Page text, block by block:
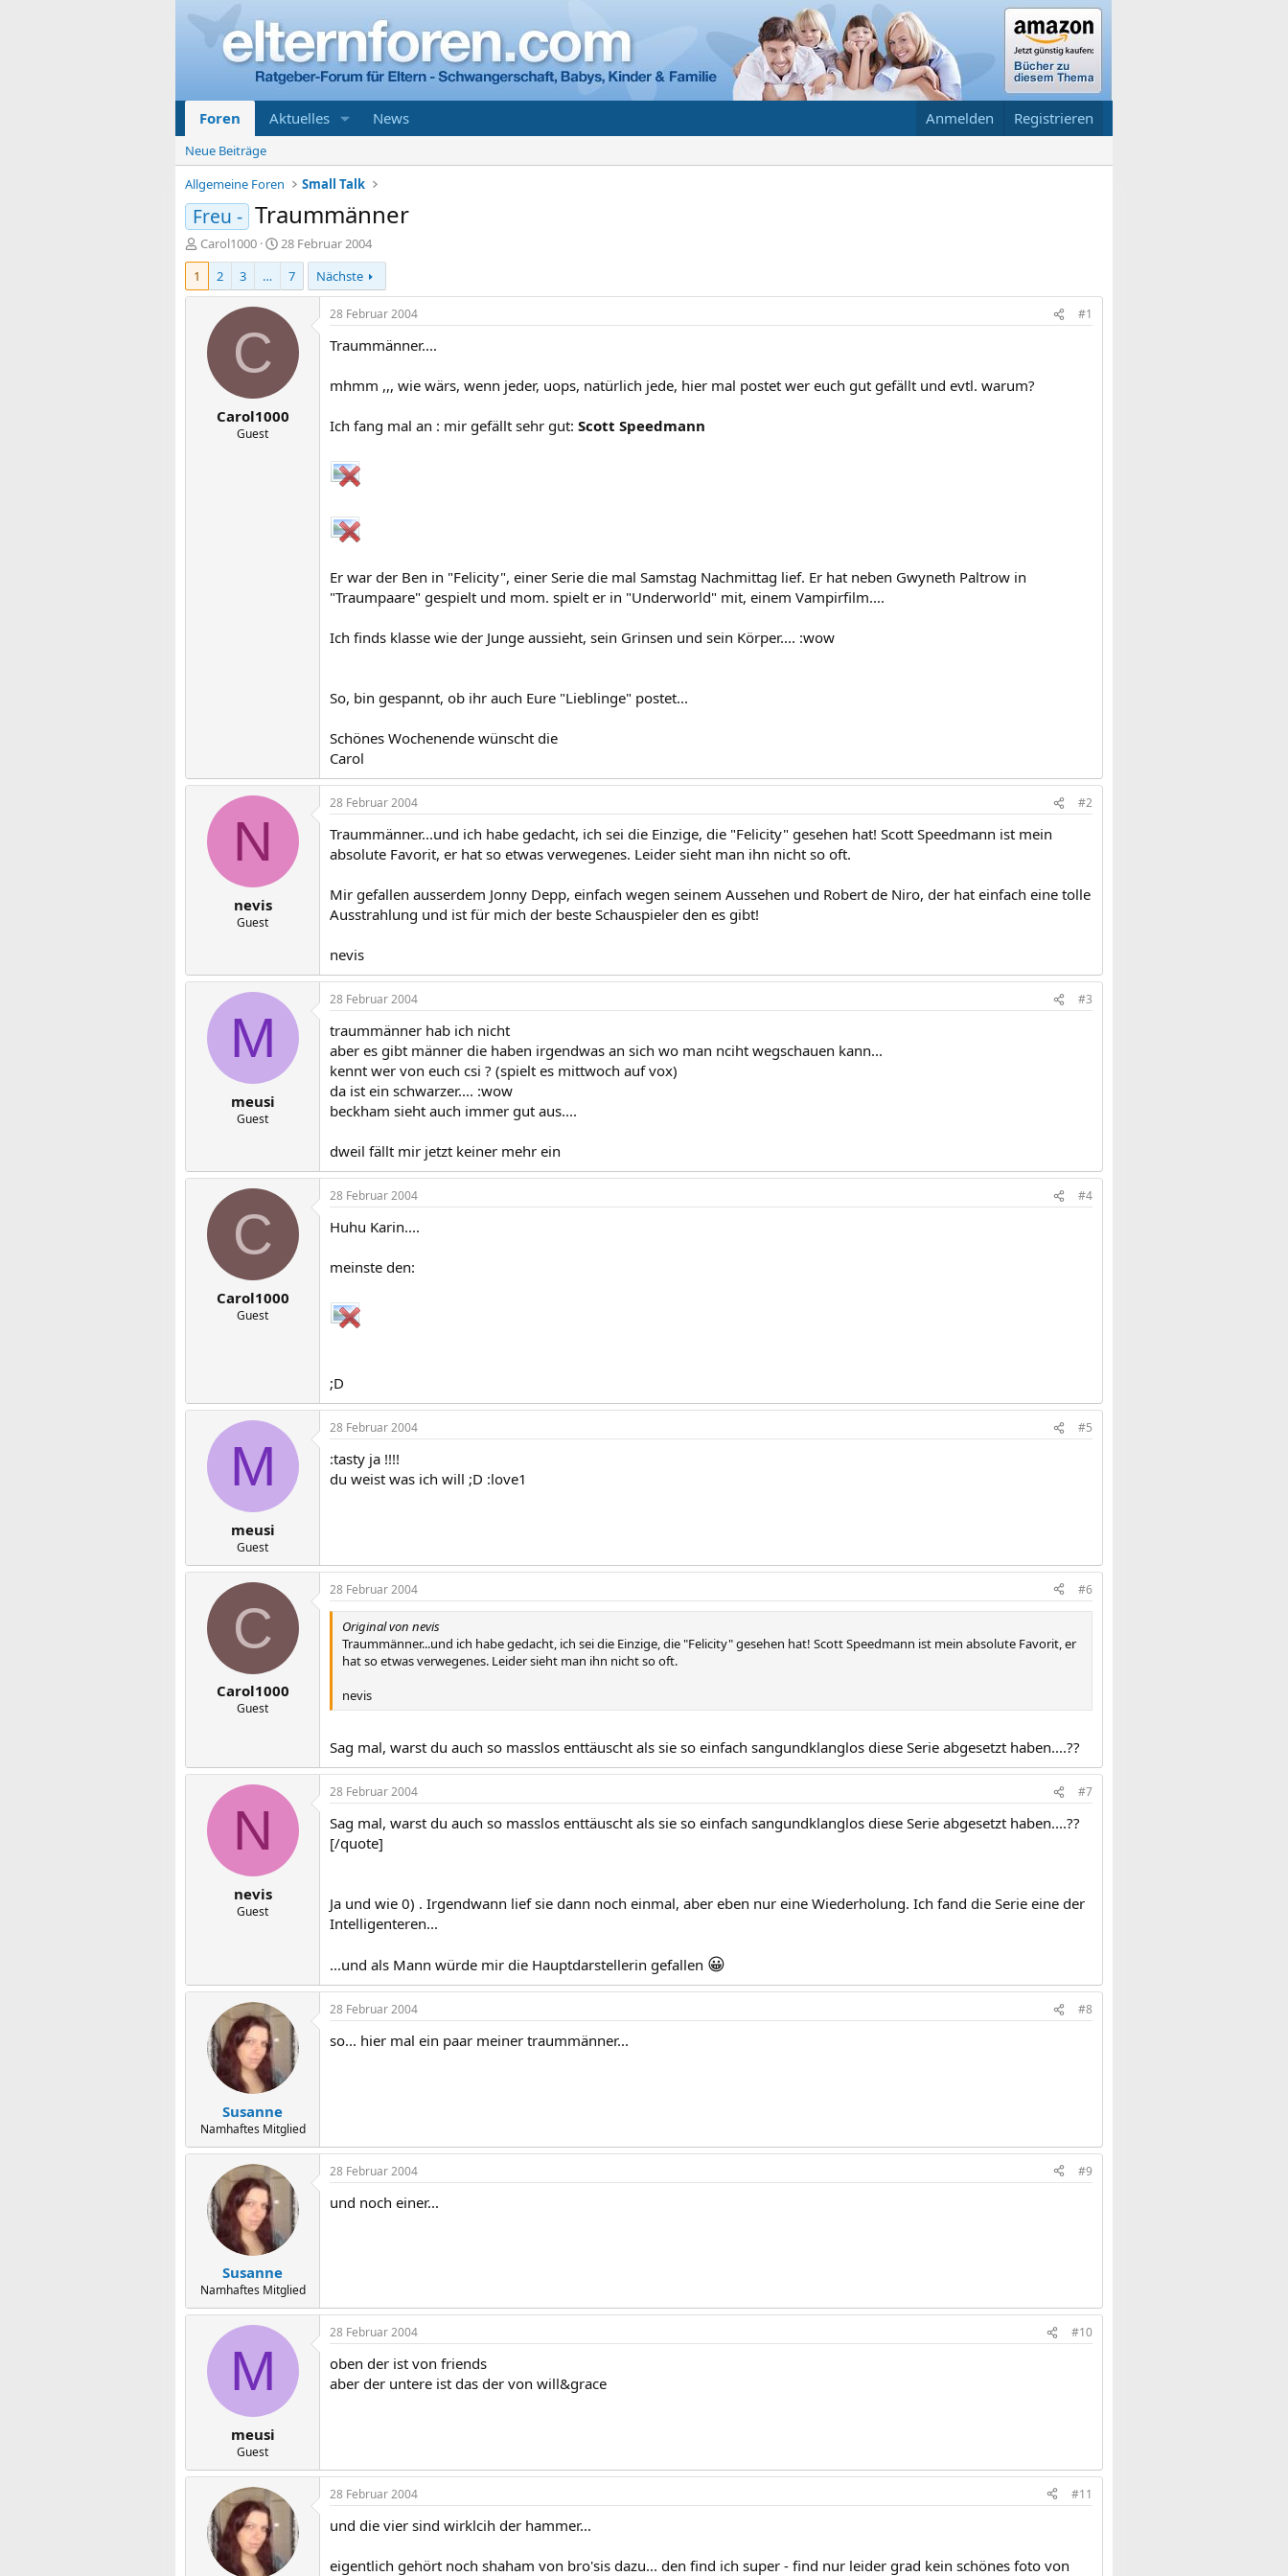
Foren Aktuelles News Anmelden Registrieren
Neue Beiträge
Allgemeine Foren
Small Talk
Freu - Traummänner
E
r
t
Carol1000
E
r
t
e
a
28 Februar 2004
1
2 3 … 7 Nächste
C
Carol1000
Guest
28 Februar 2004 #1
Traummänner....
mhmm ,,, wie wärs, wenn jeder, uops, natürlich jede, hier mal postet wer euch gut gefällt und evtl. warum?
Ich fang mal an : mir gefällt sehr gut: Scott Speedmann
Er war der Ben in "Felicity", einer Serie die mal Samstag Nachmittag lief. Er hat neben Gwyneth Paltrow in
"Traumpaare" gespielt und mom. spielt er in "Underworld" mit, einem Vampirfilm....
Ich finds klasse wie der Junge aussieht, sein Grinsen und sein Körper.... :wow
So, bin gespannt, ob ihr auch Eure "Lieblinge" postet...
Schönes Wochenende wünscht die
Carol
N
nevis
Guest
28 Februar 2004 #2
Traummänner...und ich habe gedacht, ich sei die Einzige, die "Felicity" gesehen hat! Scott Speedmann ist mein
absolute Favorit, er hat so etwas verwegenes. Leider sieht man ihn nicht so oft.
Mir gefallen ausserdem Jonny Depp, einfach wegen seinem Aussehen und Robert de Niro, der hat einfach eine tolle
Ausstrahlung und ist für mich der beste Schauspieler den es gibt!
nevis
M
meusi
Guest
28 Februar 2004 #3
traummänner hab ich nicht
aber es gibt männer die haben irgendwas an sich wo man nciht wegschauen kann...
kennt wer von euch csi ? (spielt es mittwoch auf vox)
da ist ein schwarzer.... :wow
beckham sieht auch immer gut aus....
dweil fällt mir jetzt keiner mehr ein
C
Carol1000
Guest
28 Februar 2004 #4
Huhu Karin....
meinste den:
;D
M
meusi
Guest
28 Februar 2004 #5
:tasty ja !!!!
du weist was ich will ;D :love1
C
Carol1000
Guest
28 Februar 2004 #6
Original von nevis
Traummänner...und ich habe gedacht, ich sei die Einzige, die "Felicity" gesehen hat! Scott Speedmann ist mein absolute Favorit, er
hat so etwas verwegenes. Leider sieht man ihn nicht so oft.
nevis
Sag mal, warst du auch so masslos enttäuscht als sie so einfach sangundklanglos diese Serie abgesetzt haben....??
N
nevis
Guest
28 Februar 2004 #7
Sag mal, warst du auch so masslos enttäuscht als sie so einfach sangundklanglos diese Serie abgesetzt haben....??
[/quote]
Ja und wie 0) . Irgendwann lief sie dann noch einmal, aber eben nur eine Wiederholung. Ich fand die Serie eine der
Intelligenteren...
...und als Mann würde mir die Hauptdarstellerin gefallen 😀
Susanne
Namhaftes Mitglied
28 Februar 2004 #8
so... hier mal ein paar meiner traummänner...
Susanne
Namhaftes Mitglied
28 Februar 2004 #9
und noch einer...
M
meusi
Guest
28 Februar 2004 #10
oben der ist von friends
aber der untere ist das der von will&grace
28 Februar 2004 #11
und die vier sind wirklcih der hammer...
eigentlich gehört noch shaham von bro'sis dazu... den find ich super - find nur leider grad kein schönes foto von